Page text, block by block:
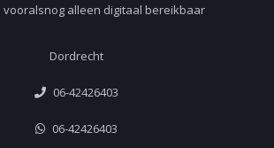
vooralsnog alleen digitaal bereikbaar
Dordrecht
06-42426403
06-42426403